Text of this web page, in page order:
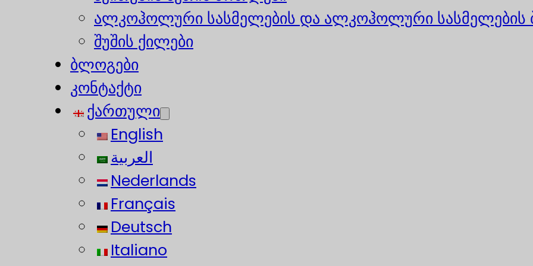
ალკოჰოლური სასმელების და ალკოჰოლური
შუშის ქილები
ბლოგები
კონტაქტი
ქართული
English
العربية
Nederlands
Français
Deutsch
Italiano